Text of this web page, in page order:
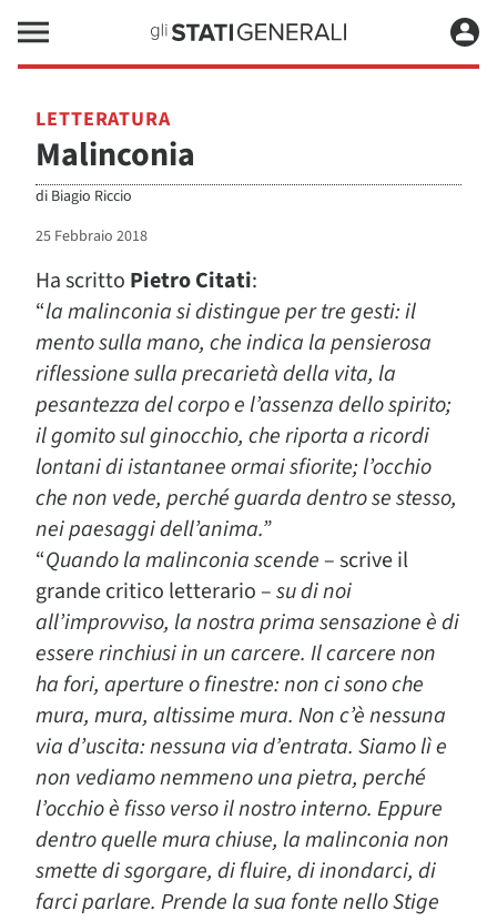
LETTERATURA
Malinconia
di Biagio Riccio
25 Febbraio 2018
Ha scritto Pietro Citati:
“la malinconia si distingue per tre gesti: il
mento sulla mano, che indica la pensierosa
riflessione sulla precarietà della vita, la
pesantezza del corpo e l’assenza dello spirito;
il gomito sul ginocchio, che riporta a ricordi
lontani di istantanee ormai sfiorite; l’occhio
che non vede, perché guarda dentro se stesso,
nei paesaggi dell’anima.”
“Quando la malinconia scende – scrive il
grande critico letterario –su di noi
all’improvviso, la nostra prima sensazione è di
essere rinchiusi in un carcere. Il carcere non
ha fori, aperture o finestre: non ci sono che
mura, mura, altissime mura. Non c’è nessuna
via d’uscita: nessuna via d’entrata. Siamo lì e
non vediamo nemmeno una pietra, perché
l’occhio è fisso verso il nostro interno. Eppure
dentro quelle mura chiuse, la malinconia non
smette di sgorgare, di fluire, di inondarci, di
farci parlare. Prende la sua fonte nello Stige